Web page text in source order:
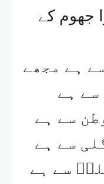
جھوم کے
ہے مجھے
سے ہے
سے ہے
سے ہے
سے ہے